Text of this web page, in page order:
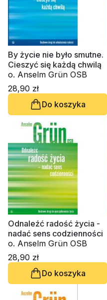
By życie nie było smutne.
Cieszyć się każdą chwilą
o. Anselm Grün OSB
28,90 zł
Do koszyka
Odnaleźć radość życia -
nadać sens codzienności
o. Anselm Grün OSB
28,90 zł
Do koszyka